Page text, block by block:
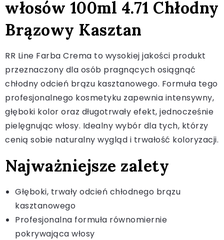
włosów 100ml 4.71 Chłodny
Brązowy Kasztan
RR Line Farba Crema to wysokiej jakości produkt
przeznaczony dla osób pragnących osiągnąć
chłodny odcień brązu kasztanowego. Formuła tego
profesjonalnego kosmetyku zapewnia intensywny,
głęboki kolor oraz długotrwały efekt, jednocześnie
pielęgnując włosy. Idealny wybór dla tych, którzy
cenią sobie naturalny wygląd i trwałość koloryzacji.
Najważniejsze zalety
Głęboki, trwały odcień chłodnego brązu
kasztanowego
Profesjonalna formuła równomiernie
pokrywająca włosy